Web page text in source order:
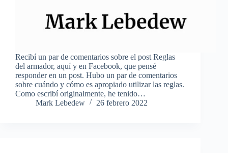
Recibí un par de comentarios sobre el post Reglas
del armador, aquí y en Facebook, que pensé
responder en un post. Hubo un par de comentarios
sobre cuándo y cómo es apropiado utilizar las reglas.
Como escribí originalmente, he tenido…
Mark Lebedew
26 febrero 2022